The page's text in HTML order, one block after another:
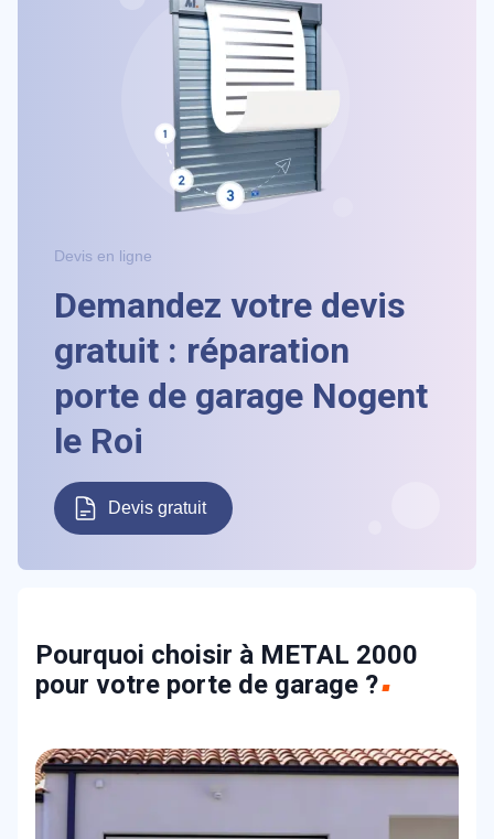
Devis en ligne
Demandez votre devis
gratuit : réparation
porte de garage Nogent
le Roi
Devis gratuit
Pourquoi choisir à METAL 2000
pour votre porte de garage ?